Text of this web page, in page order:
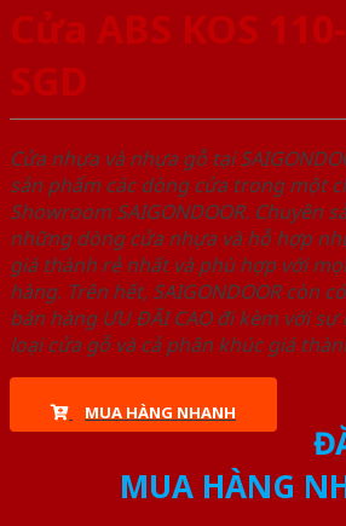
Cửa ABS KOS
SGD
Cửa nhựa và nhựa gỗ tại
sản phẩm các dòng cửa trong một
Showroom SAIGONDOOR. Chuyên
những dòng cửa nhựa và hỗ hợp
giá thành rẻ nhất và phù hợp với
hàng. Trên hết, SAIGONDOOR còn
bán hàng ƯU ĐÃI CAO đi kèm với
loại cửa gỗ và cả phân khúc giá
MUA HÀNG NHANH
MUA HÀNG